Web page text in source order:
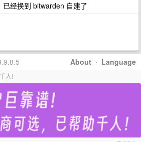
经换到 bitwarden 自建了
About · Language
人!